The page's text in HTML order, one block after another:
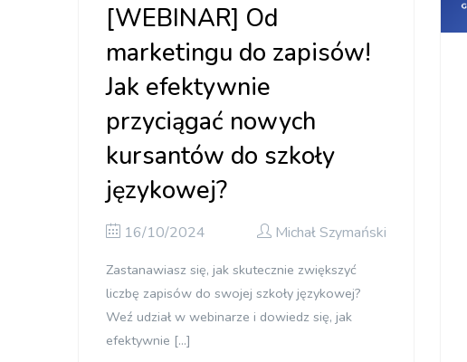
[WEBINAR] Od
marketingu do zapisów!
Jak efektywnie
przyciągać nowych
kursantów do szkoły
językowej?
16/10/2024 Michał Szymański
Zastanawiasz się, jak skutecznie zwiększyć
liczbę zapisów do swojej szkoły językowej?
Weź udział w webinarze i dowiedz się, jak
efektywnie […]